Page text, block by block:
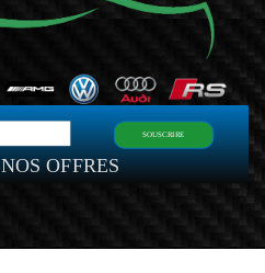
OFFRES
SOUSCRIRE